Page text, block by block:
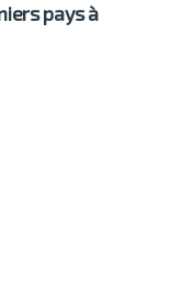
pays à